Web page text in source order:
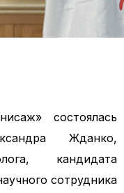
состоялась
Жданко,
кандидата
сотрудника